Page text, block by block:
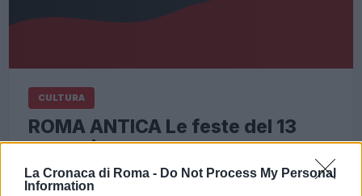
La Cronaca di Roma - Do Not Process My Personal
Information
CULTURA
ROMA ANTICA Le feste del 13
novembre
13 Novembre 2018 - 07:00 Eleim 28